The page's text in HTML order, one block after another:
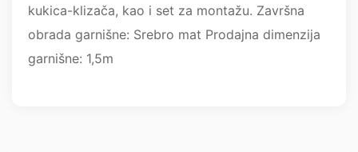
kukica-klizača, kao i set za montažu. Završna
obrada garnišne: Srebro mat Prodajna dimenzija
garnišne: 1,5m